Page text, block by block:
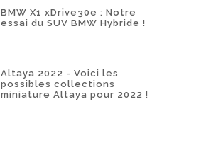
BMW X1 xDrive30e : Notre
essai du SUV BMW Hybride !
Altaya 2022 - Voici les
possibles collections
miniature Altaya pour 2022 !